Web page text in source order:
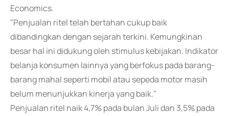
Economics.
"Penjualan ritel telah bertahan cukup baik
dibandingkan dengan sejarah terkini. Kemungkinan
besar hal ini didukung oleh stimulus kebijakan. Indikator
belanja konsumen lainnya yang berfokus pada barang-
barang mahal seperti mobil atau sepeda motor masih
belum menunjukkan kinerja yang baik."
Penjualan ritel naik 4,7% pada bulan Juli dan 3,5% pada